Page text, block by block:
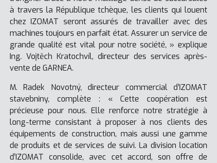
à travers la République tchèque, les clients qui louent
chez IZOMAT seront assurés de travailler avec des
machines toujours en parfait état. Assurer un service de
grande qualité est vital pour notre société, » explique
Ing. Vojtěch Kratochvíl, directeur des services après-
vente de GARNEA.
M. Radek Novotný, directeur commercial d’IZOMAT
stavebniny, complète : « Cette coopération est
précieuse pour nous. Elle renforce notre stratégie à
long-terme consistant à proposer à nos clients des
équipements de construction, mais aussi une gamme
de produits et de services de suivi. La division location
d’IZOMAT consolide, avec cet accord, son offre de